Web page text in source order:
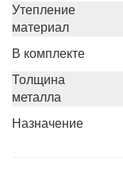
Утепление
материал
В комплекте
Толщина
металла
Назначение